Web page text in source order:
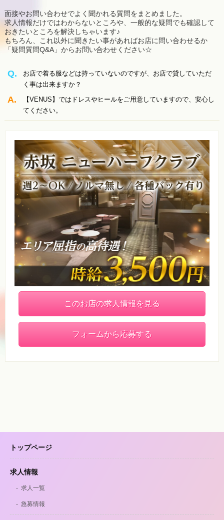
面接やお問い合わせでよく聞かれる質問をまとめました。
求人情報だけではわからないところや、一般的な疑問でも確認して
おきたいところを解決しちゃいます♪
もちろん、これ以外に聞きたい事があればお店に問い合わせるか
「疑問質問Q&A」からお問い合わせください☆
Q.
お店で着る服などは持っていないのですが、お店で貸していただ
く事は出来ますか？
A.
【VENUS】ではドレスやヒールをご用意していますので、安心し
てください。
このお店の求人情報を見る
フォームから応募する
トップページ
求人情報
求人一覧
急募情報